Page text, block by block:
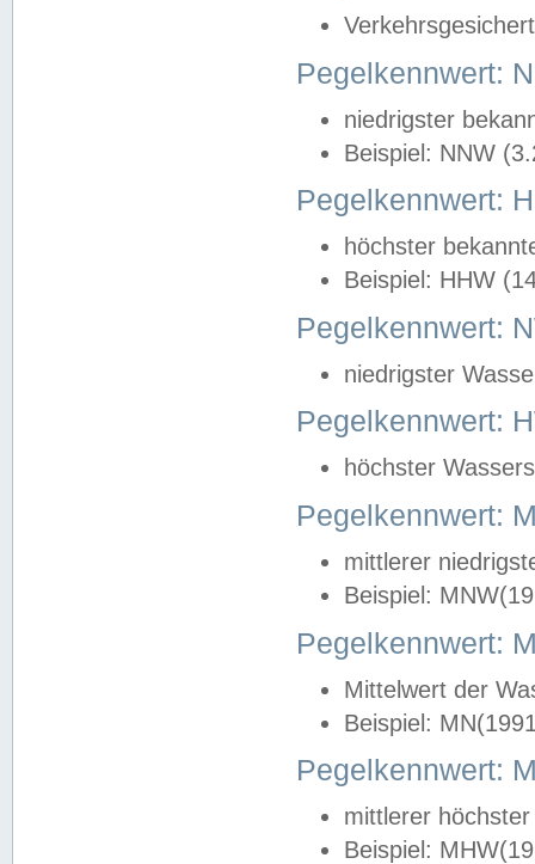
Pegelkennwert:
niedrigster
Beispiel: NNW
Pegelkennwert:
höchster
Beispiel: HHW
Pegelkennwert:
niedrigster
Pegelkennwert:
höchster
Pegelkennwert:
mittlerer
Beispiel:
Pegelkennwert:
Mittelwert der
Beispiel:
Pegelkennwert:
mittlerer
Beispiel: